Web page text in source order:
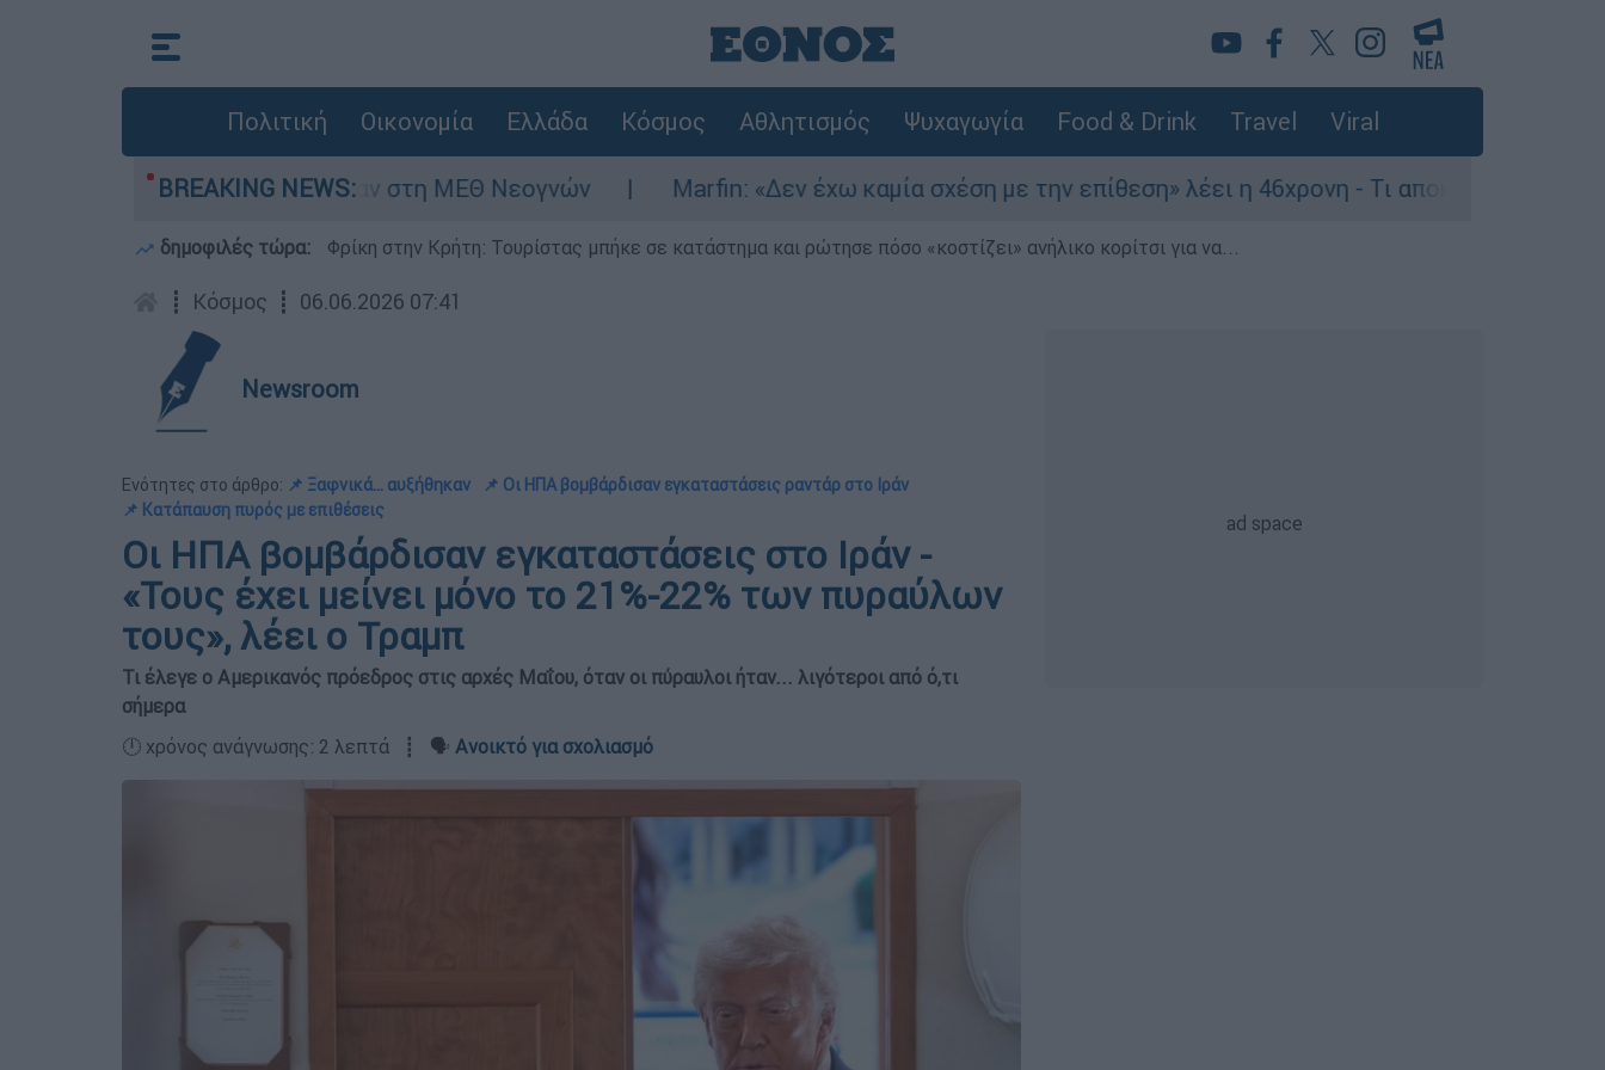
Πολιτική Οικονομία Ελλάδα Κόσμος Αθλητισμός Ψυχαγωγία Food & Drink Travel Viral
BREAKING NEWS:
- Νοσηλευόταν στη ΜΕΘ Νεογνών Marfin: «Δεν έχω καμία σχέση με την επίθεση» λέει η 46χρονη - Τι αποκάλυψε στους
δημοφιλές τώρα: Φρίκη στην Κρήτη: Τουρίστας μπήκε σε κατάστημα και ρώτησε πόσο «κοστίζει» ανήλικο κορίτσι για να...
┋ Κόσμος ┋ 06.06.2026 07:41
Newsroom
Ενότητες στο άρθρο: 📌 Ξαφνικά... αυξήθηκαν
📌 Οι ΗΠΑ βομβάρδισαν εγκαταστάσεις ραντάρ στο Ιράν
📌 Κατάπαυση πυρός με επιθέσεις
Οι ΗΠΑ βομβάρδισαν εγκαταστάσεις στο Ιράν -
«Τους έχει μείνει μόνο το 21%-22% των πυραύλων
τους», λέει ο Τραμπ
Τι έλεγε ο Αμερικανός πρόεδρος στις αρχές Μαΐου, όταν οι πύραυλοι ήταν... λιγότεροι από ό,τι
σήμερα
🕛 χρόνος ανάγνωσης: 2 λεπτά ┋ 🗣️ Ανοικτό για σχολιασμό